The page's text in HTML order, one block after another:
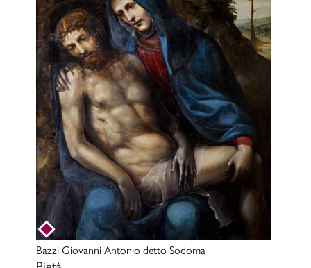
Bazzi Giovanni Antonio detto Sodoma